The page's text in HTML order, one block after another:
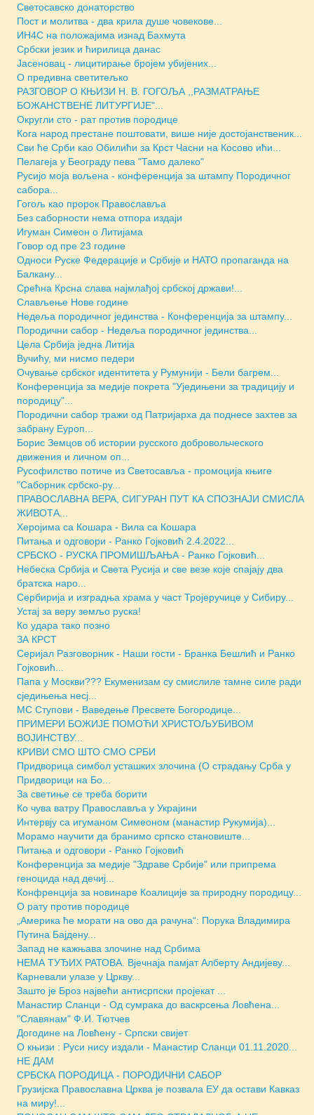
Светосавско донаторство
Пост и молитва - два крила душе човекове...
ИН4С на положајима изнад Бахмута
Србски језик и ћирилица данас
Јасеновац - лицитирање бројем убијених...
О предивна светитељко
РАЗГОВОР О КЊИЗИ Н. В. ГОГОЉА ,,РАЗМАТРАЊЕ
БОЖАНСТВЕНЕ ЛИТУРГИЈЕ"...
Округли сто - рат против породице
Кога народ престане поштовати, више није достојанственик...
Сви ће Срби као Обилићи за Крст Часни на Косово ићи...
Пелагеја у Београду пева "Тамо далеко"
Русијо моја вољена - конференција за штампу Породичног
сабора...
Гогољ као пророк Православља
Без саборности нема отпора издаји
Игуман Симеон о Литијама
Говор од пре 23 године
Односи Руске Федерације и Србије и НАТО пропаганда на
Балкану...
Срећна Крсна слава најмлађој србској држави!...
Слављење Нове године
Недеља породичног јединства - Конференција за штампу...
Породични сабор - Недеља породичног јединства...
Цела Србија једна Литија
Вучићу, ми нисмо педери
Очување србског идентитета у Румунији - Бели багрем...
Конференција за медије покрета "Уједињени за традицију и
породицу"...
Породични сабор тражи од Патријарха да поднесе захтев за
забрану Еуроп...
Борис Земцов об истории русского добровольческого
движения и личном оп...
Русофилство потиче из Светосавља - промоција књиге
"Саборник србско-ру...
ПРАВОСЛАВНА ВЕРА, СИГУРАН ПУТ КА СПОЗНАЈИ СМИСЛА
ЖИВОТА...
Херојима са Кошара - Вила са Кошара
Питања и одговори - Ранко Гојковић 2.4.2022...
СРБСКО - РУСКА ПРОМИШЉАЊА - Ранко Гојковић...
Небеска Србија и Света Русија и све везе које спајају два
братска наро...
Сербирија и изградња храма у част Тројеручице у Сибиру...
Устај за веру земљо руска!
Ко удара тако позно
ЗА КРСТ
Серијал Разговорник - Наши гости - Бранка Бешлић и Ранко
Гојковић...
Папа у Москви??? Екуменизам су смислиле тамне силе ради
сједињења несј...
МС Ступови - Ваведење Пресвете Богородице...
ПРИМЕРИ БОЖИЈЕ ПОМОЋИ ХРИСТОЉУБИВОМ
ВОЈИНСТВУ...
КРИВИ СМО ШТО СМО СРБИ
Придворица симбол усташких злочина (О страдању Срба у
Придворици на Бо...
За светиње се треба борити
Ко чува ватру Православља у Украјини
Интервју са игуманом Симеоном (манастир Рукумија)...
Морамо научити да бранимо српско становиште...
Питања и одговори - Ранко Гојковић
Конференција за медије "Здраве Србије" или припрема
геноцида над дечиј...
Конфренција за новинаре Коалиције за природну породицу...
О рату против породице
„Америка ће морати на ово да рачуна“: Порука Владимира
Путина Бајдену...
Запад не кажњава злочине над Србима
НЕМА ТУЂИХ РАТОВА. Вјечнаја памјат Алберту Андијеву...
Карневали улазе у Цркву...
Зашто је Броз највећи антисрпски пројекат ...
Манастир Сланци - Од сумрака до васкрсења Ловћена...
"Славянам" Ф.И. Тютчев
Догодине на Ловћену - Српски свијет
О књизи : Руси нису издали - Манастир Сланци 01.11.2020...
НЕ ДАМ
СРБСКА ПОРОДИЦА - ПОРОДИЧНИ САБОР
Грузијска Православна Црква је позвала ЕУ да остави Кавказ
на миру!...